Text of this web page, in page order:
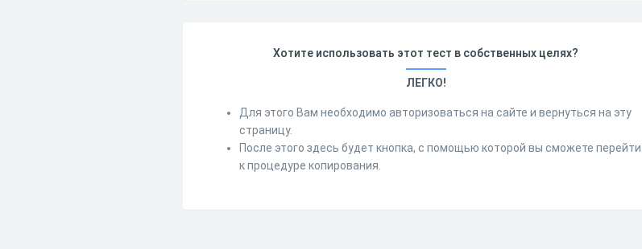
Хотите использовать этот тест в собственных целях?
ЛЕГКО!
Для этого Вам необходимо авторизоваться на сайте и вернуться на эту
страницу.
После этого здесь будет кнопка, с помощью которой вы сможете перейти
к процедуре копирования.